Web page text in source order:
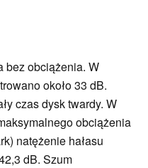
bez obciążenia. W
około 33 dB.
czas dysk twardy. W
obciążenia
natężenie hałasu
dB. Szum